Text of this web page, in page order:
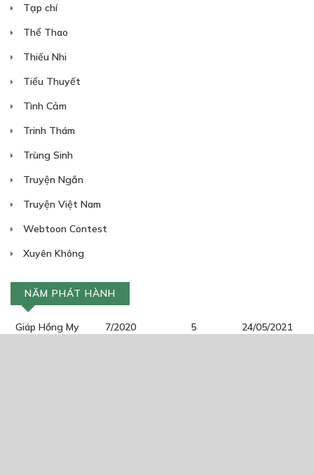
Tạp chí
Thể Thao
Thiếu Nhi
Tiểu Thuyết
Tình Cảm
Trinh Thám
Trùng Sinh
Truyện Ngắn
Truyện Việt Nam
Webtoon Contest
Xuyên Không
NĂM PHÁT HÀNH
Giáp Hồng My 7/2020 5
24/05/2021